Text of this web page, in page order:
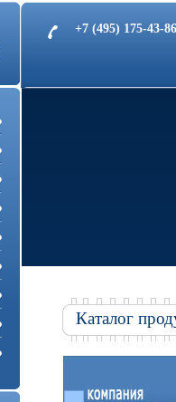
+7 (495) 175-43-
Каталог